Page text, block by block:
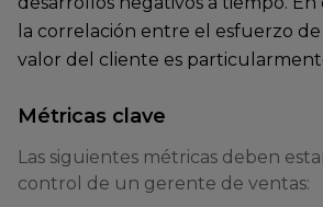
la correlación entre el esfuerzo de
valor del cliente es
Métricas clave
Las siguientes métricas deben
control de un gerente de ventas: